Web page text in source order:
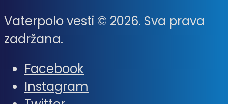
Vaterpolo vesti © 2026. Sva prava
zadržana.
Facebook
Instagram